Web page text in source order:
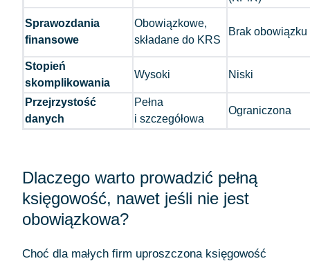
Sprawozdania
finansowe
Obowiązkowe,
składane do KRS
Brak obowiązku
Stopień
skomplikowania
Wysoki Niski
Przejrzystość
danych
Pełna
i szczegółowa
Ograniczona
Dlaczego warto prowadzić pełną
księgowość, nawet jeśli nie jest
obowiązkowa?
Choć dla małych firm uproszczona księgowość